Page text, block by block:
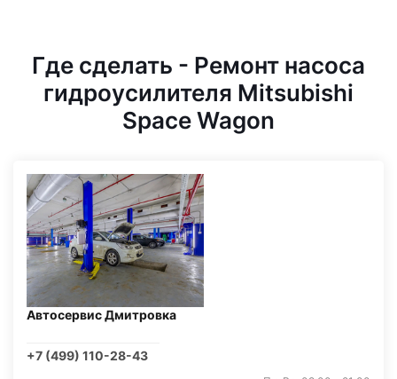
Где сделать - Ремонт насоса
гидроусилителя Mitsubishi
Space Wagon
Автосервис Дмитровка
+7 (499) 110-28-43